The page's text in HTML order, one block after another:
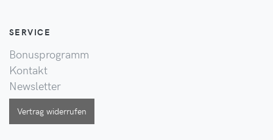
SERVICE
Bonusprogramm
Kontakt
Newsletter
Vertrag widerrufen